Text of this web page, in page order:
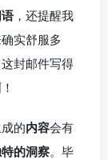
，还提醒我
实舒服多
封邮件写得
的内容会有
的洞察。毕